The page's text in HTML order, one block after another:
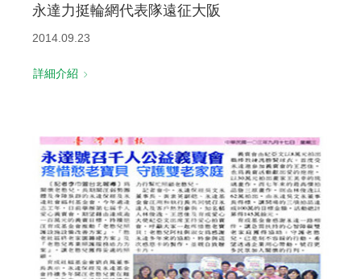
永達力挺輪網代表隊遠征大阪
2014.09.23
詳細介紹